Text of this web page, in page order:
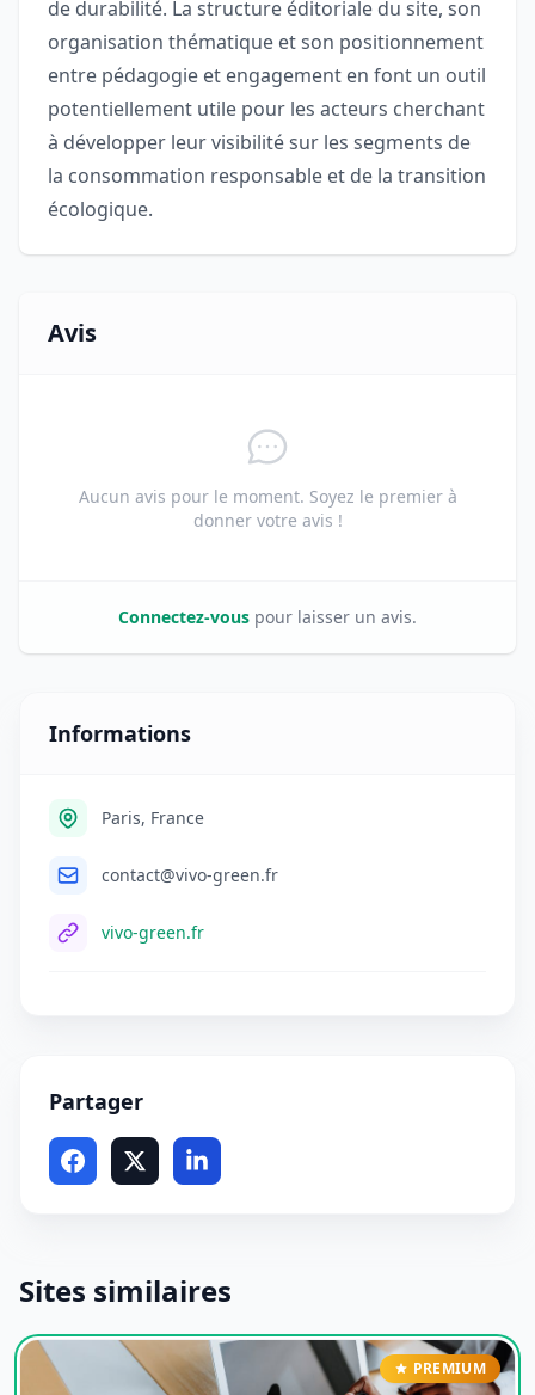
de durabilité. La structure éditoriale du site, son
organisation thématique et son positionnement
entre pédagogie et engagement en font un outil
potentiellement utile pour les acteurs cherchant
à développer leur visibilité sur les segments de
la consommation responsable et de la transition
écologique.
Avis
Aucun avis pour le moment. Soyez le premier à
donner votre avis !
Connectez-vous pour laisser un avis.
Informations
Paris, France
contact@vivo-green.fr
vivo-green.fr
Partager
Sites similaires
PREMIUM